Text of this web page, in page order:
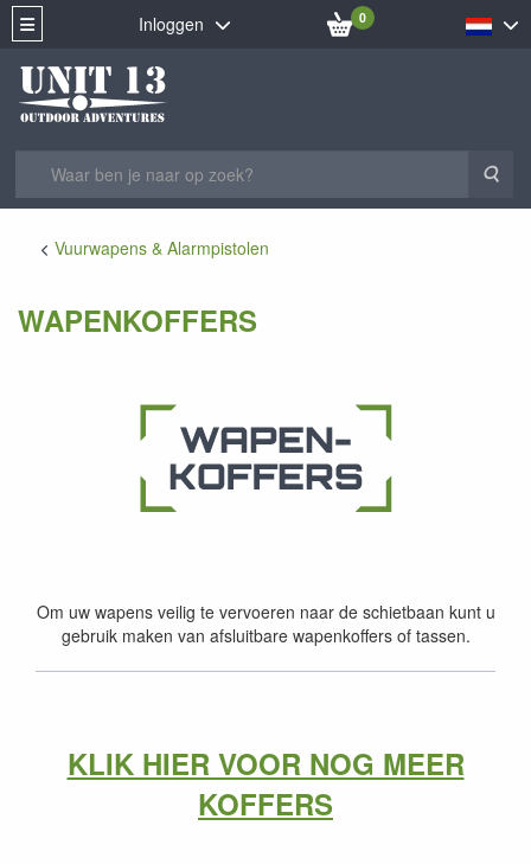
Inloggen 0
Vuurwapens & Alarmpistolen
WAPENKOFFERS
Om uw wapens veilig te vervoeren naar de schietbaan kunt u
gebruik maken van afsluitbare wapenkoffers of tassen.
KLIK HIER VOOR NOG MEER
KOFFERS